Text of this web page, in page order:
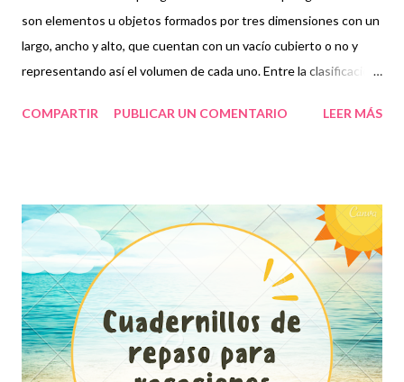
son elementos u objetos formados por tres dimensiones con un
largo, ancho y alto, que cuentan con un vacío cubierto o no y
representando así el volumen de cada uno. Entre la clasificación
cono, el cilindro, el prisma pentagonal, la pirámide y la esfera. De
del volumen es indispensable para conocer qué cantidad de
espacio ocupan ciertas cosas o líquidos dentro de un cuerpo
geométrico y aunque no en todos los casos el volumen se
calcula de la misma manera, sí es necesario reconocer la
importancia de este. Por ello, en este material practicarán la
formación de diferentes cuerpos geométricos para una mejor
comprensión. Obtén en la siguiente liga 👇 Cuadernillo de c...
COMPARTIR PUBLICAR UN COMENTARIO LEER MÁS